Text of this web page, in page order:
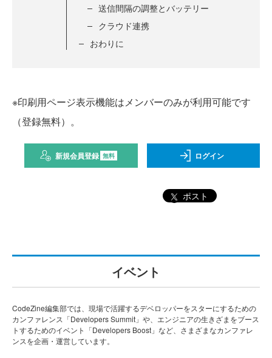
送信間隔の調整とバッテリー
クラウド連携
おわりに
※印刷用ページ表示機能はメンバーのみが利用可能です
（登録無料）。
新規会員登録 無料 ログイン
ポスト
イベント
CodeZine編集部では、現場で活躍するデベロッパーをスターにするための
カンファレンス「Developers Summit」や、エンジニアの生きざまをブース
トするためのイベント「Developers Boost」など、さまざまなカンファレ
ンスを企画・運営しています。